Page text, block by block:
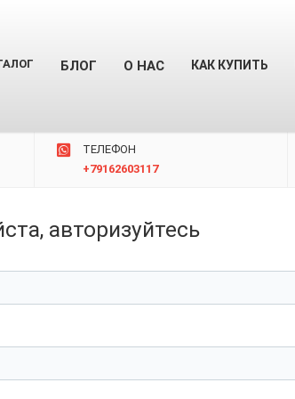
БЛОГ О НАС КАК КУПИТЬ
TЕЛЕФОН
+79162603117
авторизуйтесь